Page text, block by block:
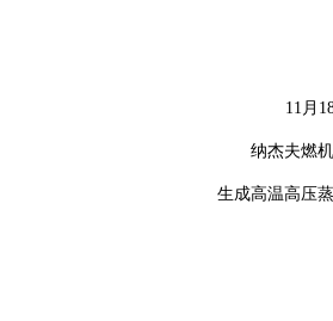
11月
纳杰夫燃
生成高温高压